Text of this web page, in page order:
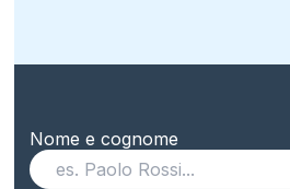
Nome e cognome